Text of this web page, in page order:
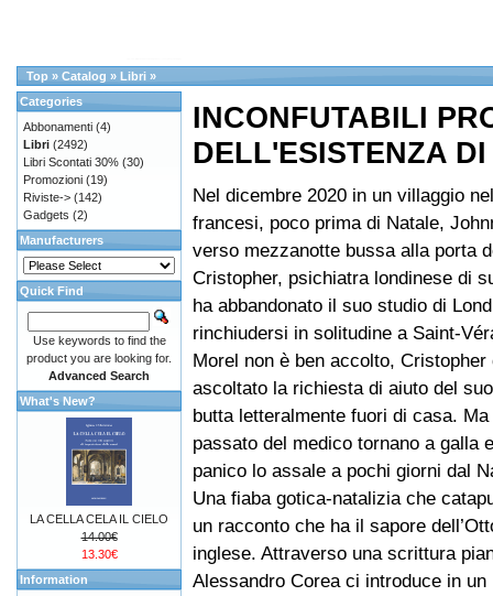
Top » Catalog » Libri »
INCONFUTABILI
DELL'ESISTENZA
Nel dicembre 2020 in un villaggio
francesi, poco prima di Natale,
verso mezzanotte bussa alla porta
Cristopher, psichiatra londinese di
ha abbandonato il suo studio di
rinchiudersi in solitudine a Saint-
Morel non è ben accolto, Cristopher
ascoltato la richiesta di aiuto del
butta letteralmente fuori di casa.
passato del medico tornano a galla
panico lo assale a pochi giorni dal
Una fiaba gotica-natalizia che
un racconto che ha il sapore
inglese. Attraverso una scrittura
Alessandro Corea ci introduce in
Categories
Abbonamenti (4)
Libri (2492)
Libri Scontati 30% (30)
Promozioni (19)
Riviste-> (142)
Gadgets (2)
Manufacturers
Quick Find
Use keywords to find the
product you are looking for.
Advanced Search
What's New?
LA CELLA CELA IL CIELO
14.00€
13.30€
Information